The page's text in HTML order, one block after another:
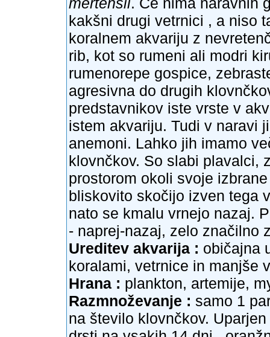
kakšni drugi vetrnici , a niso
koralnem akvariju z
rib, kot so rumeni ali modri
rumenorepe gospice,
agresivna do drugih
predstavnikov iste vrste v
istem akvariju. Tudi v naravi
anemoni. Lahko jih imamo
klovnčkov. So slabi plavalci,
prostorom okoli svoje
bliskovito skočijo izven tega
nato se kmalu vrnejo nazaj.
- naprej-nazaj, zelo značilno
Ureditev akvarija : običajna
koralami, vetrnice in manjše
Hrana : plankton, artemije,
Razmnoževanje : samo 1
na število klovnčkov.